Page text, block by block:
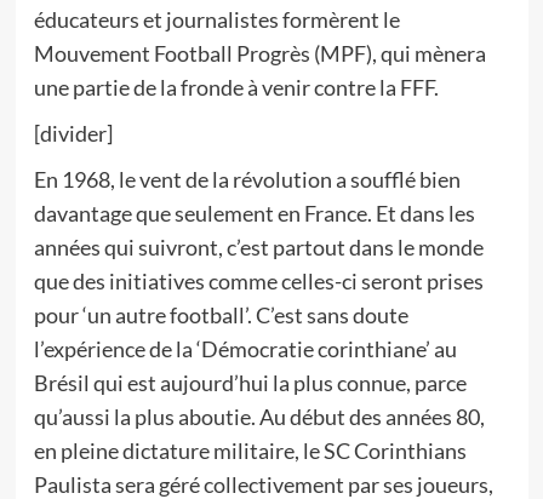
éducateurs et journalistes formèrent le
Mouvement Football Progrès (MPF), qui mènera
une partie de la fronde à venir contre la FFF.
[divider]
En 1968, le vent de la révolution a soufflé bien
davantage que seulement en France. Et dans les
années qui suivront, c’est partout dans le monde
que des initiatives comme celles-ci seront prises
pour ‘un autre football’. C’est sans doute
l’expérience de la ‘Démocratie corinthiane’ au
Brésil qui est aujourd’hui la plus connue, parce
qu’aussi la plus aboutie. Au début des années 80,
en pleine dictature militaire, le SC Corinthians
Paulista sera géré collectivement par ses joueurs,